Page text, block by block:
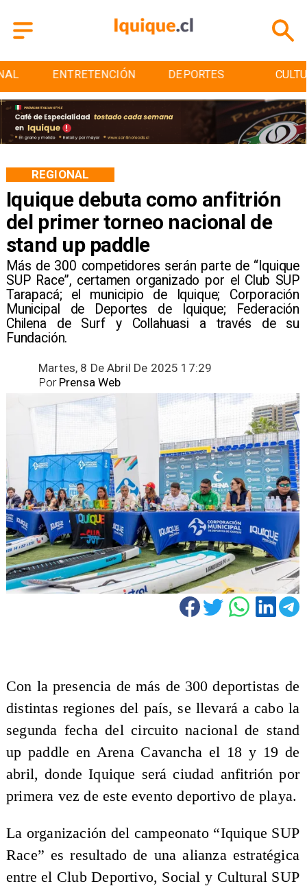
ENTRETENCIÓN DEPORTES CULTURA
Iquique debuta como anfitrión
del primer torneo nacional de
stand up paddle
Más de 300 competidores serán parte de “Iquique
SUP Race”, certamen organizado por el Club SUP
Tarapacá; el municipio de Iquique; Corporación
Municipal de Deportes de Iquique; Federación
Chilena de Surf y Collahuasi a través de su
Fundación. ​
REGIONAL
Martes, 8 De Abril De 2025 17:29
Prensa Web
Por
Con la presencia de más de 300 deportistas de
distintas regiones del país, se llevará a cabo la
segunda fecha del circuito nacional de stand
up paddle en Arena Cavancha el 18 y 19 de
abril, donde Iquique será ciudad anfitrión por
primera vez de este evento deportivo de playa.
La organización del campeonato “Iquique SUP
Race” es resultado de una alianza estratégica
entre el Club Deportivo, Social y Cultural SUP